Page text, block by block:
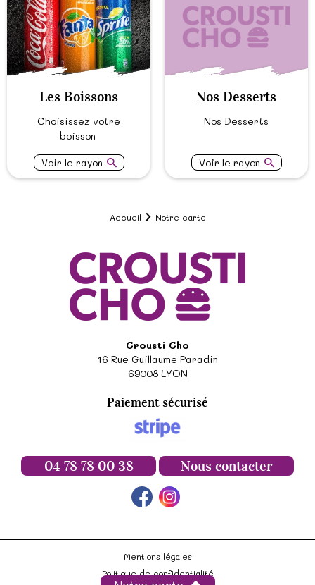
Les Boissons
Choisissez votre
boisson
Voir le rayon
Nos Desserts
Nos Desserts
Voir le rayon
Accueil Notre carte
Crousti Cho
16 Rue Guillaume Paradin
69008 LYON
Paiement sécurisé
04 78 78 00 38 Nous contacter
Mentions légales
Politique de confidentialité